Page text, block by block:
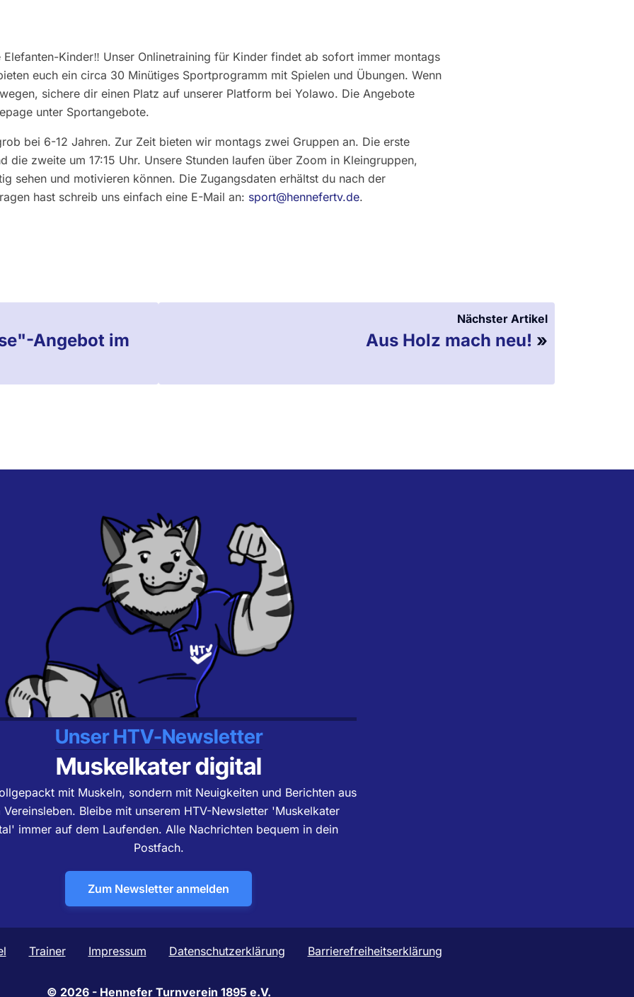
Elefanten-Kinder‼️ Unser Onlinetraining für Kinder findet ab sofort immer montags
euch ein circa 30 Minütiges Sportprogramm mit Spielen und Übungen. Wenn
sichere dir einen Platz auf unserer Platform bei Yolawo. Die Angebote
unter Sportangebote.
bei 6-12 Jahren. Zur Zeit bieten wir montags zwei Gruppen an. Die erste
die zweite um 17:15 Uhr. Unsere Stunden laufen über Zoom in Kleingruppen,
sehen und motivieren können. Die Zugangsdaten erhältst du nach der
hast schreib uns einfach eine E-Mail an: sport@hennefertv.de.
Angebot im
Nächster Artikel
Aus Holz mach neu! »
Unser HTV-Newsletter
Muskelkater digital
mit Muskeln, sondern mit Neuigkeiten und Berichten aus
Vereinsleben. Bleibe mit unserem HTV-Newsletter 'Muskelkater
immer auf dem Laufenden. Alle Nachrichten bequem in dein
Postfach.
Zum Newsletter anmelden
Trainer Impressum Datenschutzerklärung Barrierefreiheitserklärung
© 2026 - Hennefer Turnverein 1895 e.V.